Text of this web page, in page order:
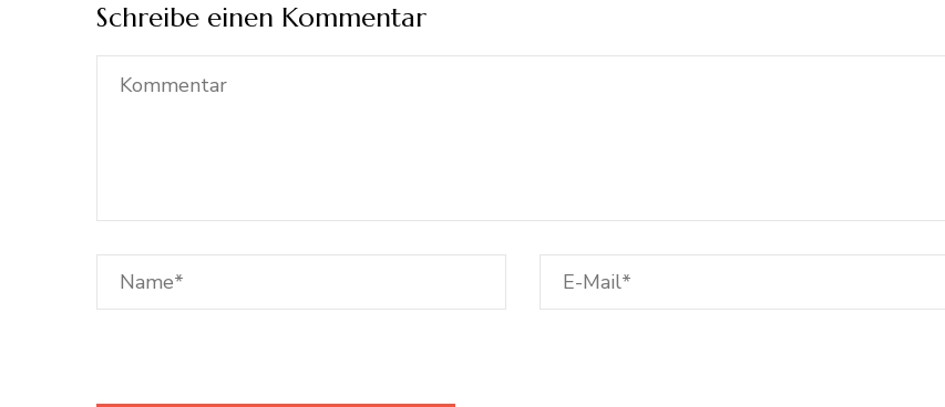
Schreibe einen Kommentar